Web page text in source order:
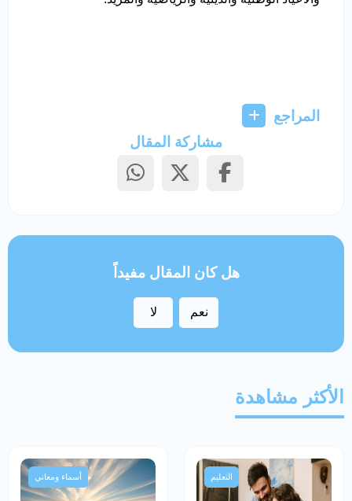
المراجع
مشاركة المقال
هل كان المقال مفيداً
نعم لا
الأكثر مشاهدة
التعليم أسماء ومعاني